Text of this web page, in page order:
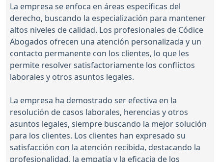
La empresa se enfoca en áreas específicas del
derecho, buscando la especialización para mantener
altos niveles de calidad. Los profesionales de Códice
Abogados ofrecen una atención personalizada y un
contacto permanente con los clientes, lo que les
permite resolver satisfactoriamente los conflictos
laborales y otros asuntos legales.
La empresa ha demostrado ser efectiva en la
resolución de casos laborales, herencias y otros
asuntos legales, siempre buscando la mejor solución
para los clientes. Los clientes han expresado su
satisfacción con la atención recibida, destacando la
profesionalidad, la empatía y la eficacia de los